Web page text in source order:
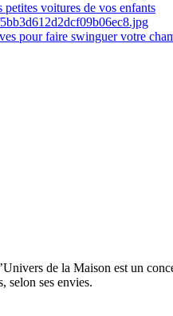
voitures de vos enfants
pour faire swinguer votre
de la Maison est un
selon ses envies.